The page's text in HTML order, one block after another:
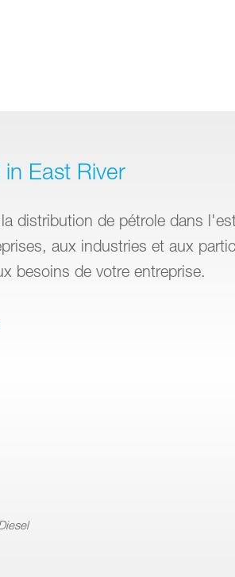
East River
distribution de pétrole dans
aux industries et aux
besoins de votre entreprise.